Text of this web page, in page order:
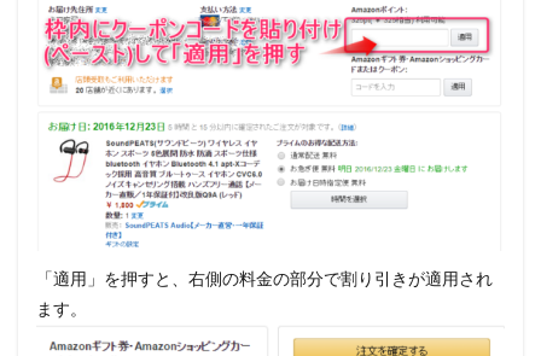
「適用」を押すと、右側の料金の部分で割り引きが適用され
ます。